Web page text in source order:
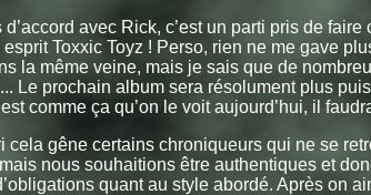
d’accord avec Rick, c’est un parti pris de
esprit Toxxic Toyz ! Perso, rien ne me gave
la même veine, mais je sais que de
Le prochain album sera résolument plus
comme ça qu’on le voit aujourd’hui, il
cela gêne certains chroniqueurs qui ne se
nous souhaitions être authentiques et
quant au style abordé. Après on